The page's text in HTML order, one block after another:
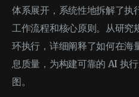
体系展开，系统性地拆解了
工作流程和核心原则。从研究
环执行，详细阐释了如何在海
息质量，为构建可靠的 AI 执
图。